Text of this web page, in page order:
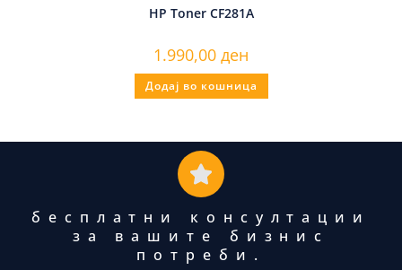
HP Toner CF281A
1.990,00 ден
Додај во кошница
бесплатни консултации
за вашите бизнис
потреби.